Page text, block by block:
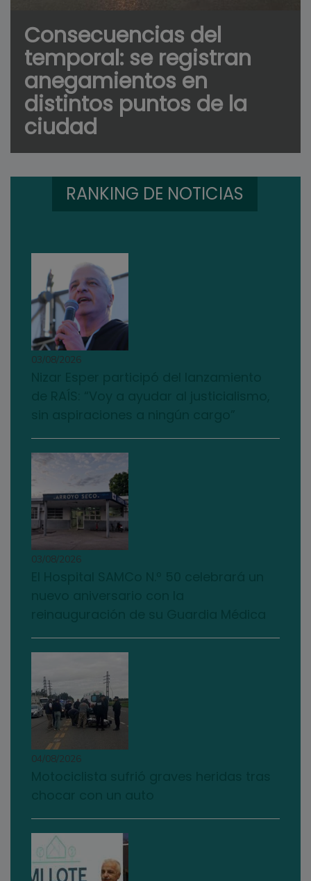
Consecuencias del
temporal: se registran
anegamientos en
distintos puntos de la
ciudad
RANKING DE NOTICIAS
03/08/2026
03/08/2026
04/08/2026